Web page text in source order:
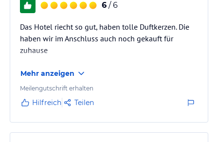
6 / 6
Das Hotel riecht so gut, haben tolle Duftkerzen. Die
haben wir im Anschluss auch noch gekauft für
zuhause
Mehr anzeigen
Meilengutschrift erhalten
Hilfreich Teilen